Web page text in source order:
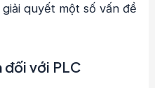
quyết một số vấn đề
với PLC